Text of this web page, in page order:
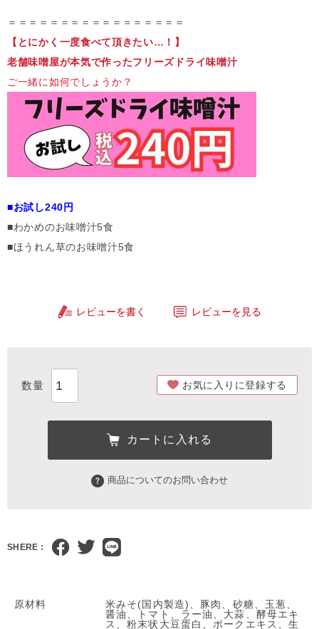
＝＝＝＝＝＝＝＝＝＝＝＝＝＝＝＝＝
【とにかく一度食べて頂きたい…！】
老舗味噌屋が本気で作ったフリーズドライ味噌汁
ご一緒に如何でしょうか？
■お試し240円
■わかめのお味噌汁5食
■ほうれん草のお味噌汁5食
レビューを書く レビューを見る
お気に入りに登録する
カートに入れる
商品についてのお問い合わせ
SHERE :
原材料
米みそ(国内製造)、豚肉、砂糖、玉葱、
醤油、トマト、ラー油、大蒜、酵母エキ
ス、粉末状大豆蛋白、ポークエキス、生